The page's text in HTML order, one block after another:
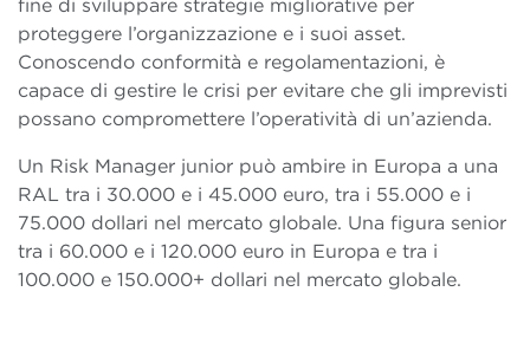
fine di sviluppare strategie migliorative per
proteggere l’organizzazione e i suoi asset.
Conoscendo conformità e regolamentazioni, è
capace di gestire le crisi per evitare che gli imprevisti
possano compromettere l’operatività di un’azienda.
Un Risk Manager junior può ambire in Europa a una
RAL tra i 30.000 e i 45.000 euro, tra i 55.000 e i
75.000 dollari nel mercato globale. Una figura senior
tra i 60.000 e i 120.000 euro in Europa e tra i
100.000 e 150.000+ dollari nel mercato globale.